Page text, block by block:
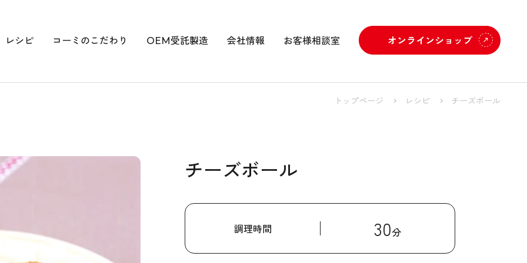
レシピ コーミのこだわり OEM受託製造 会社情報 お客様相談室 オンラインショップ
トップページ レシピ チーズボール
チーズボール
調理時間 30分